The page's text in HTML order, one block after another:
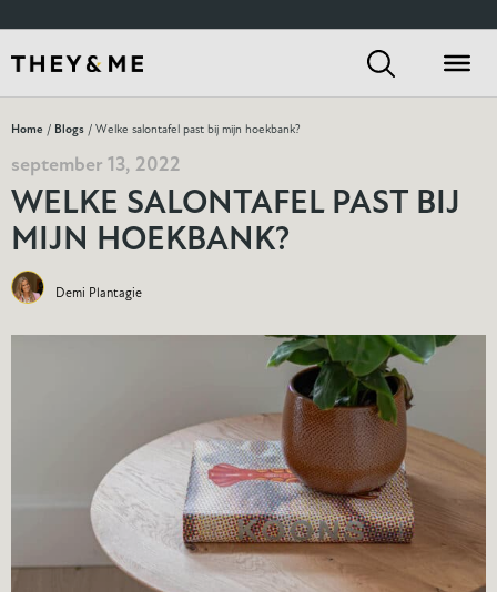
Home / Blogs / Welke salontafel past bij mijn hoekbank?
september 13, 2022
WELKE SALONTAFEL PAST BIJ
MIJN HOEKBANK?
Demi Plantagie